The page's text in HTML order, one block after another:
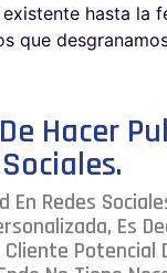
hasta la
que
Hacer
En Redes
Es
Cliente Potencial